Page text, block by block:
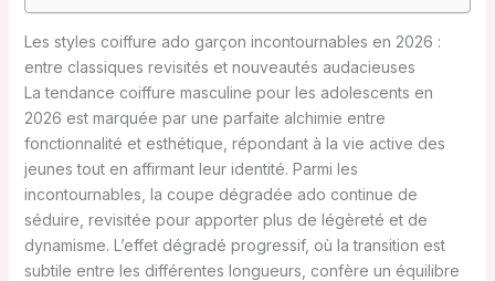
Les styles coiffure ado garçon incontournables en 2026 :
entre classiques revisités et nouveautés audacieuses
La tendance coiffure masculine pour les adolescents en
2026 est marquée par une parfaite alchimie entre
fonctionnalité et esthétique, répondant à la vie active des
jeunes tout en affirmant leur identité. Parmi les
incontournables, la coupe dégradée ado continue de
séduire, revisitée pour apporter plus de légèreté et de
dynamisme. L’effet dégradé progressif, où la transition est
subtile entre les différentes longueurs, confère un équilibre